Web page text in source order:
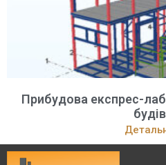
Прибудова експрес-